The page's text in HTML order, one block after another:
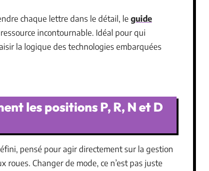
chaque lettre dans le détail, le guide
incontournable. Idéal pour qui
la logique des technologies embarquées
les positions P, R, N et D
pensé pour agir directement sur la gestion
roues. Changer de mode, ce n’est pas juste